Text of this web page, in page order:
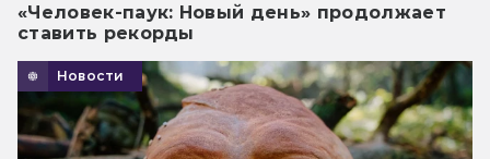
«Человек-паук: Новый день» продолжает
ставить рекорды
Новости